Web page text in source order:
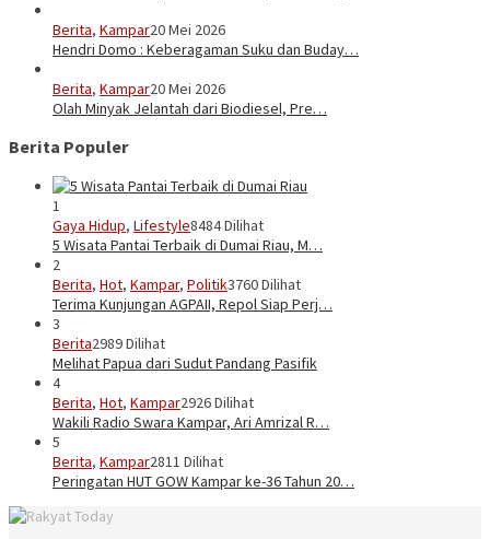
Berita, Kampar20 Mei 2026
Hendri Domo : Keberagaman Suku dan Buday…
Berita, Kampar20 Mei 2026
Olah Minyak Jelantah dari Biodiesel, Pre…
Berita Populer
1
Gaya Hidup, Lifestyle8484 Dilihat
5 Wisata Pantai Terbaik di Dumai Riau, M…
2
Berita, Hot, Kampar, Politik3760 Dilihat
Terima Kunjungan AGPAII, Repol Siap Perj…
3
Berita2989 Dilihat
Melihat Papua dari Sudut Pandang Pasifik
4
Berita, Hot, Kampar2926 Dilihat
Wakili Radio Swara Kampar, Ari Amrizal R…
5
Berita, Kampar2811 Dilihat
Peringatan HUT GOW Kampar ke-36 Tahun 20…